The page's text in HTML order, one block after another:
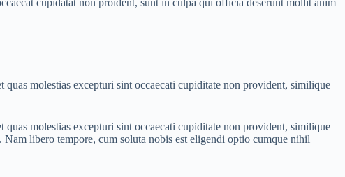
molestias excepturi sint occaecati cupiditate non provident, similique
molestias excepturi sint occaecati cupiditate non provident, similique
libero tempore, cum soluta nobis est eligendi optio cumque nihil